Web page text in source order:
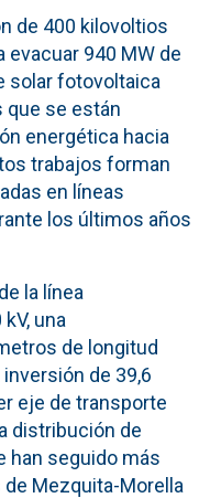
de 400 kilovoltios
evacuar 940 MW de
solar fotovoltaica
que se están
energética hacia
trabajos forman
en líneas
los últimos años
la línea
una
de longitud
de 39,6
eje de transporte
distribución de
han seguido más
Mezquita-Morella